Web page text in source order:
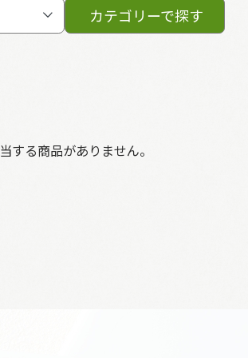
カテゴリーで探す
する商品がありません。